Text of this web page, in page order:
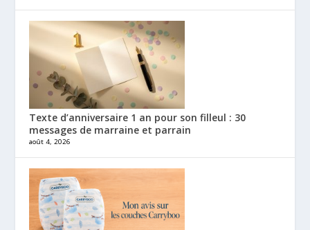
Texte d’anniversaire 1 an pour son filleul : 30
messages de marraine et parrain
août 4, 2026